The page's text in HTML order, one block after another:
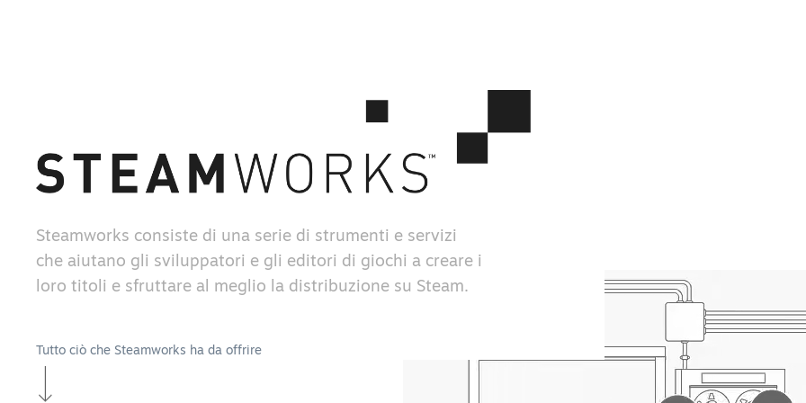
Steamworks consiste di una serie di strumenti e servizi
che aiutano gli sviluppatori e gli editori di giochi a creare i
loro titoli e sfruttare al meglio la distribuzione su Steam.
Tutto ciò che Steamworks ha da offrire